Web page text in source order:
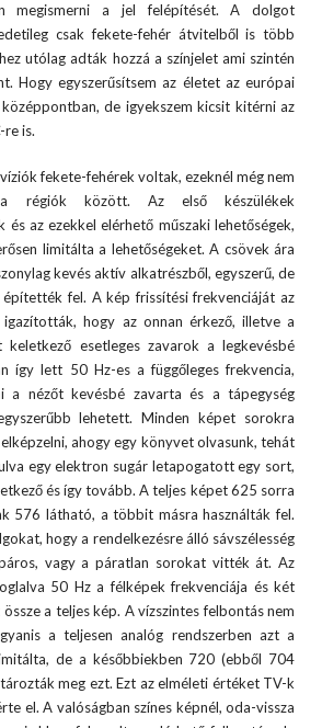
megismerni a jel felépítését. A dolgot
csak fekete-fehér átvitelből is több
utólag adták hozzá a színjelet ami szintén
Hogy egyszerűsítsem az életet az európai
de igyekszem kicsit kitérni az
re is.
fekete-fehérek voltak, ezeknél még nem
régiók között. Az első készülékek
az ezekkel elérhető műszaki lehetőségek,
limitálta a lehetőségeket. A csövek ára
kevés aktív alkatrészből, egyszerű, de
fel. A kép frissítési frekvenciáját az
hogy az onnan érkező, illetve a
esetleges zavarok a legkevésbé
így lett 50 Hz-es a függőleges frekvencia,
nézőt kevésbé zavarta és a tápegység
lehetett. Minden képet sorokra
ahogy egy könyvet olvasunk, tehát
egy elektron sugár letapogatott egy sort,
és így tovább. A teljes képet 625 sorra
576 látható, a többit másra használták fel.
hogy a rendelkezésre álló sávszélesség
vagy a páratlan sorokat vitték át. Az
50 Hz a félképek frekvenciája és két
a teljes kép. A vízszintes felbontás nem
a teljesen analóg rendszerben azt a
de a későbbiekben 720 (ebből 704
meg ezt. Ezt az elméleti értéket TV-k
el. A valóságban színes képnél, oda-vissza